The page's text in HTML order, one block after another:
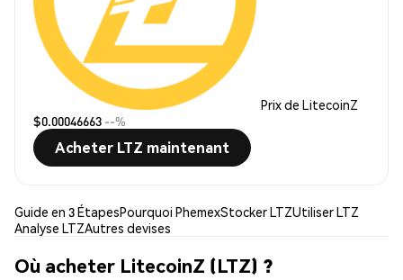
Prix de LitecoinZ
$0.00046663 --%
Acheter LTZ maintenant
Guide en 3 ÉtapesPourquoi PhemexStocker LTZUtiliser LTZ
Analyse LTZAutres devises
Où acheter LitecoinZ (LTZ) ?